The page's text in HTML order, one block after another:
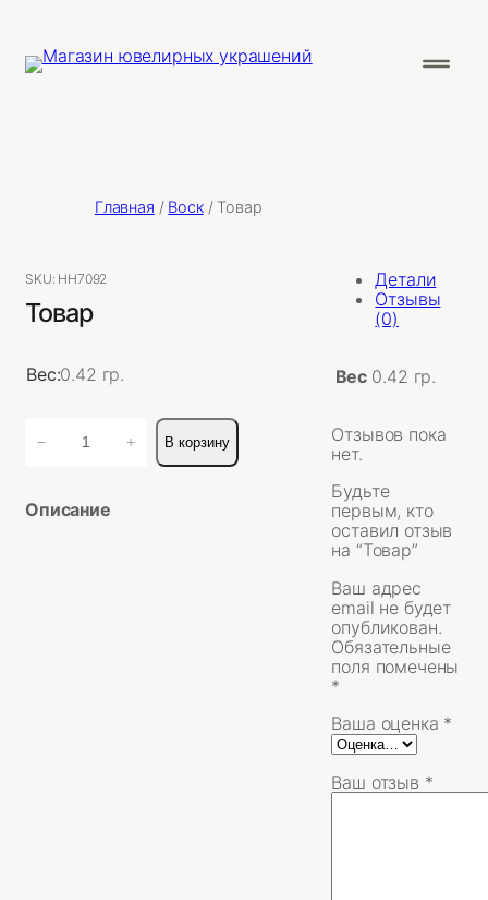
Главная / Воск/ Товар
SKU: НН7092
Товар
Вес:0.42 гр.
товара
− + В корзину
Описание
Детали
Отзывы
(0)
Вес 0.42 гр.
Отзывов пока
нет.
Будьте
первым, кто
оставил отзыв
на “Товар”
Ваш адрес
email не будет
опубликован.
Обязательные
поля помечены
*
Ваша оценка *
Ваш отзыв *